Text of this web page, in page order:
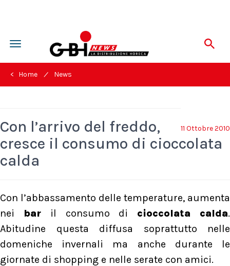
Toggle
navigation
< Home / News
11 Ottobre 2010
Con l’arrivo del freddo,
cresce il consumo di cioccolata
calda
Con l’abbassamento delle temperature, aumenta
nei baril consumo di cioccolata calda.
Abitudine questa diffusa soprattutto nelle
domeniche invernali ma anche durante le
giornate di shopping e nelle serate con amici.